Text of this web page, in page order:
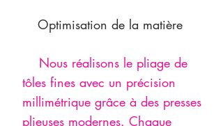
Optimisation de la matière
Nous réalisons le pliage de
tôles fines avec un précision
millimétrique grâce à des presses
plieuses modernes. Chaque